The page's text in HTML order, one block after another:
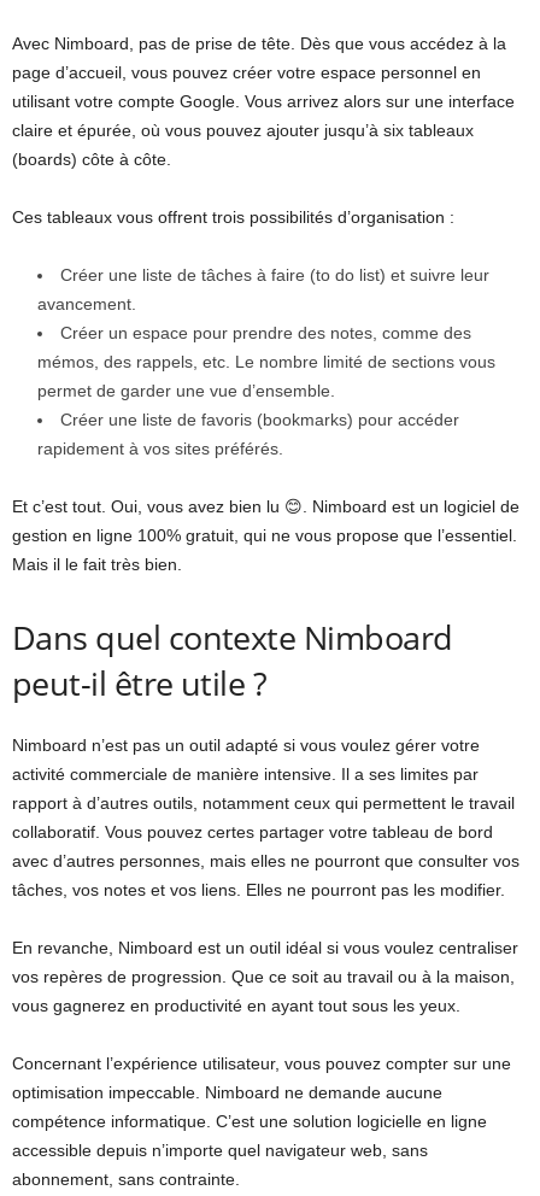
Avec Nimboard, pas de prise de tête. Dès que vous accédez à la
page d’accueil, vous pouvez créer votre espace personnel en
utilisant votre compte Google. Vous arrivez alors sur une interface
claire et épurée, où vous pouvez ajouter jusqu’à six tableaux
(boards) côte à côte.
Ces tableaux vous offrent trois possibilités d’organisation :
Créer une liste de tâches à faire (to do list) et suivre leur
avancement.
Créer un espace pour prendre des notes, comme des
mémos, des rappels, etc. Le nombre limité de sections vous
permet de garder une vue d’ensemble.
Créer une liste de favoris (bookmarks) pour accéder
rapidement à vos sites préférés.
Et c’est tout. Oui, vous avez bien lu 😊. Nimboard est un logiciel de
gestion en ligne 100% gratuit, qui ne vous propose que l’essentiel.
Mais il le fait très bien.
Dans quel contexte Nimboard
peut-il être utile ?
Nimboard n’est pas un outil adapté si vous voulez gérer votre
activité commerciale de manière intensive. Il a ses limites par
rapport à d’autres outils, notamment ceux qui permettent le travail
collaboratif. Vous pouvez certes partager votre tableau de bord
avec d’autres personnes, mais elles ne pourront que consulter vos
tâches, vos notes et vos liens. Elles ne pourront pas les modifier.
En revanche, Nimboard est un outil idéal si vous voulez centraliser
vos repères de progression. Que ce soit au travail ou à la maison,
vous gagnerez en productivité en ayant tout sous les yeux.
Concernant l’expérience utilisateur, vous pouvez compter sur une
optimisation impeccable. Nimboard ne demande aucune
compétence informatique. C’est une solution logicielle en ligne
accessible depuis n’importe quel navigateur web, sans
abonnement, sans contrainte.